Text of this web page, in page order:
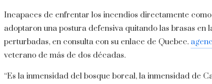
Incapaces de enfrentar los incendios directamente
adoptaron una postura defensiva quitando las brasas en
perturbadas, en consulta con su enlace de Quebec.
veterano de más de dos décadas.
“Es la inmensidad del bosque boreal, la inmensidad de